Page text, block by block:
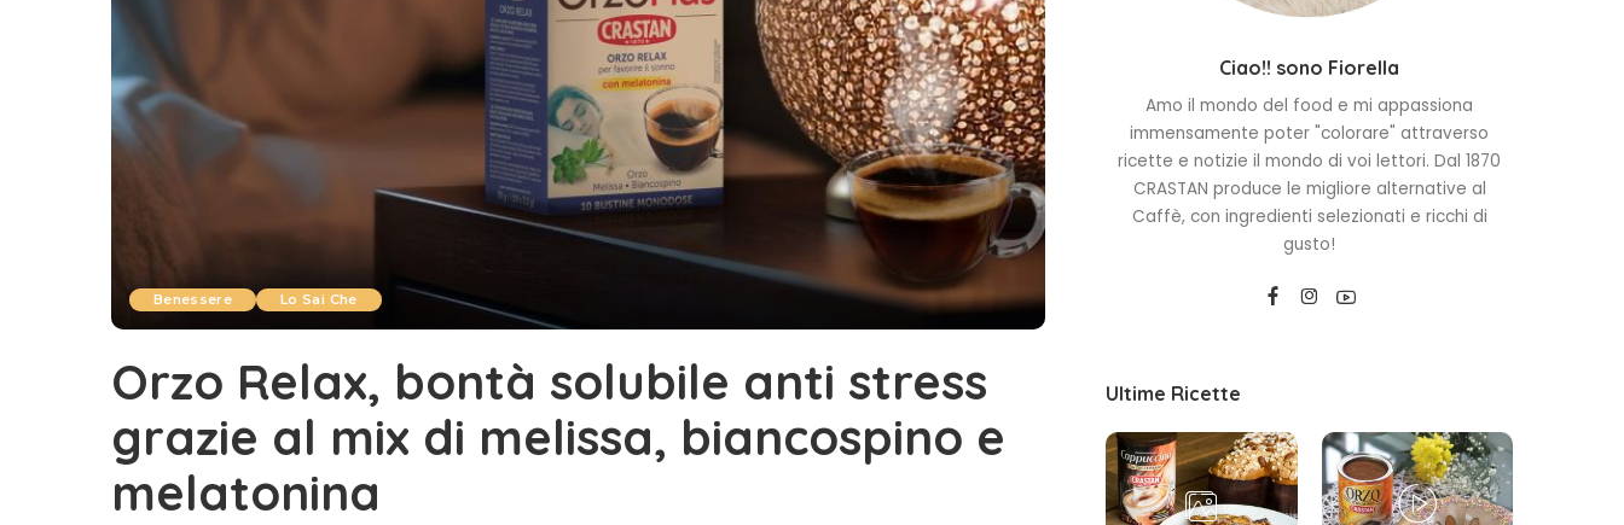
Benessere Lo Sai Che
Orzo Relax, bontà solubile anti stress
grazie al mix di melissa, biancospino e
melatonina
Ciao!! sono Fiorella
Amo il mondo del food e mi appassiona
immensamente poter "colorare" attraverso
ricette e notizie il mondo di voi lettori. Dal 1870
CRASTAN produce le migliore alternative al
Caffè, con ingredienti selezionati e ricchi di
gusto!
Ultime Ricette